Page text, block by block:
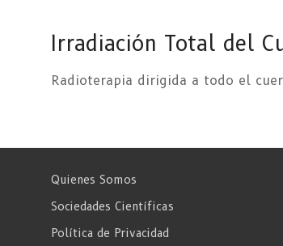
Irradiación Total del
Radioterapia dirigida a todo el
Quienes Somos
Sociedades Científicas
Política de Privacidad